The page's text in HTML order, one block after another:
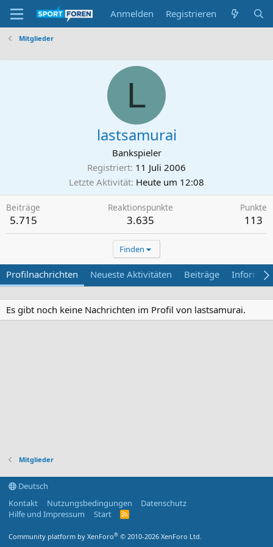
Anmelden Registrieren
Mitglieder
L
lastsamurai
Bankspieler
Registriert 11 Juli 2006
Letzte Aktivität Heute um 12:08
Beiträge
5.715
Reaktionspunkte
3.635
Punkte
113
Finden
Profilnachrichten Neueste Aktivitäten Beiträge
Es gibt noch keine Nachrichten im Profil von lastsamurai.
Mitglieder
Deutsch
Kontakt
Nutzungsbedingungen
Datenschutz
Hilfe und Impressum
Start
R
Community platform by XenForo® © 2010-2026 XenForo Ltd.